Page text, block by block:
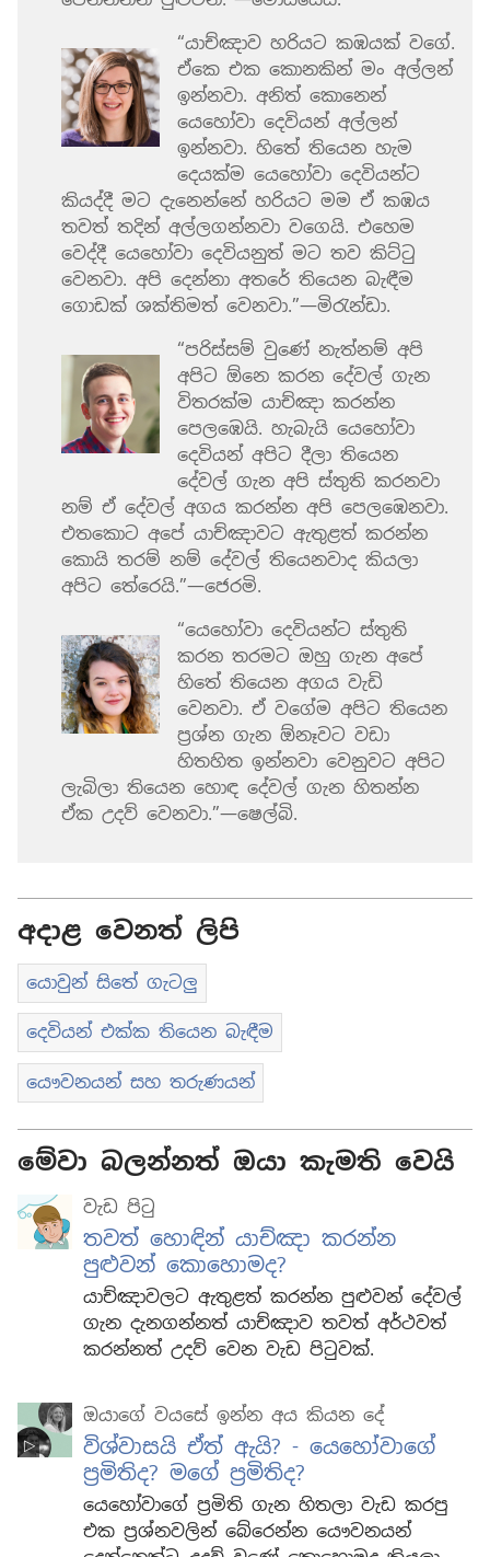
“යාච්ඤාව හරියට කඹයක් වගේ.
ඒකෙ එක කොනකින් මං අල්ලන්
ඉන්නවා. අනිත් කොනෙන්
යෙහෝවා දෙවියන් අල්ලන්
ඉන්නවා. හිතේ තියෙන හැම
දෙයක්ම යෙහෝවා දෙවියන්ට
කියද්දී මට දැනෙන්නේ හරියට මම ඒ කඹය
තවත් තදින් අල්ලගන්නවා වගෙයි. එහෙම
වෙද්දී යෙහෝවා දෙවියනුත් මට තව කිට්ටු
වෙනවා. අපි දෙන්නා අතරේ තියෙන බැඳීම
ගොඩක් ශක්තිමත් වෙනවා.”—මිරැන්ඩා.
“පරිස්සම් වුණේ නැත්නම් අපි
අපිට ඕනෙ කරන දේවල් ගැන
විතරක්ම යාච්ඤා කරන්න
පෙලඹෙයි. හැබැයි යෙහෝවා
දෙවියන් අපිට දීලා තියෙන
දේවල් ගැන අපි ස්තුති කරනවා
නම් ඒ දේවල් අගය කරන්න අපි පෙලඹෙනවා.
එතකොට අපේ යාච්ඤාවට ඇතුළත් කරන්න
කොයි තරම් නම් දේවල් තියෙනවාද කියලා
අපිට තේරෙයි.”—ජෙරමි.
“යෙහෝවා දෙවියන්ට ස්තුති
කරන තරමට ඔහු ගැන අපේ
හිතේ තියෙන අගය වැඩි
වෙනවා. ඒ වගේම අපිට තියෙන
ප්‍රශ්න ගැන ඕනෑවට වඩා
හිතහිත ඉන්නවා වෙනුවට අපිට
ලැබිලා තියෙන හොඳ දේවල් ගැන හිතන්න
ඒක උදව් වෙනවා.”—ෂෙල්බි.
අදාළ වෙනත් ලිපි
යොවුන් සිතේ ගැටලු
දෙවියන් එක්ක තියෙන බැඳීම
යෞවනයන් සහ තරුණයන්
මේවා බලන්නත් ඔයා කැමති වෙයි
වැඩ පිටු
තවත් හොඳින් යාච්ඤා කරන්න
පුළුවන් කොහොමද?
යාච්ඤාවලට ඇතුළත් කරන්න පුළුවන් දේවල්
ගැන දැනගන්නත් යාච්ඤාව තවත් අර්ථවත්
කරන්නත් උදව් වෙන වැඩ පිටුවක්.
ඔයාගේ වයසේ ඉන්න අය කියන දේ
විශ්වාසයි ඒත් ඇයි? - යෙහෝවාගේ
ප්‍රමිතිද? මගේ ප්‍රමිතිද?
යෙහෝවාගේ ප්‍රමිති ගැන හිතලා වැඩ කරපු
එක ප්‍රශ්නවලින් බේරෙන්න යෞවනයන්